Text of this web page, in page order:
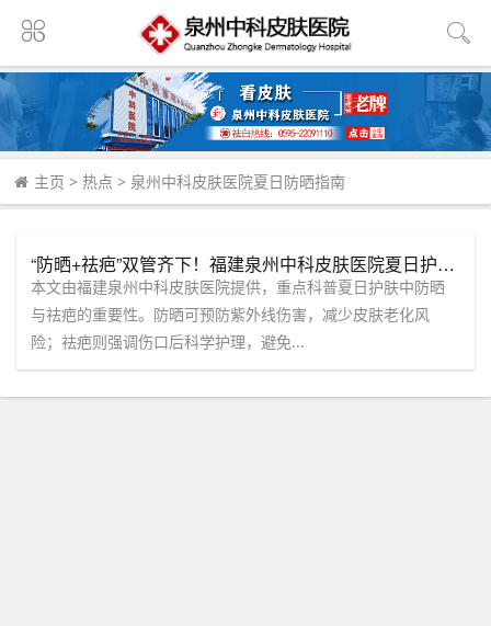
主页 > 热点 > 泉州中科皮肤医院夏日防晒指南
“防晒+祛疤”双管齐下！福建泉州中科皮肤医院夏日护肤必修课
本文由福建泉州中科皮肤医院提供，重点科普夏日护肤中防晒
与祛疤的重要性。防晒可预防紫外线伤害，减少皮肤老化风
险；祛疤则强调伤口后科学护理，避免...